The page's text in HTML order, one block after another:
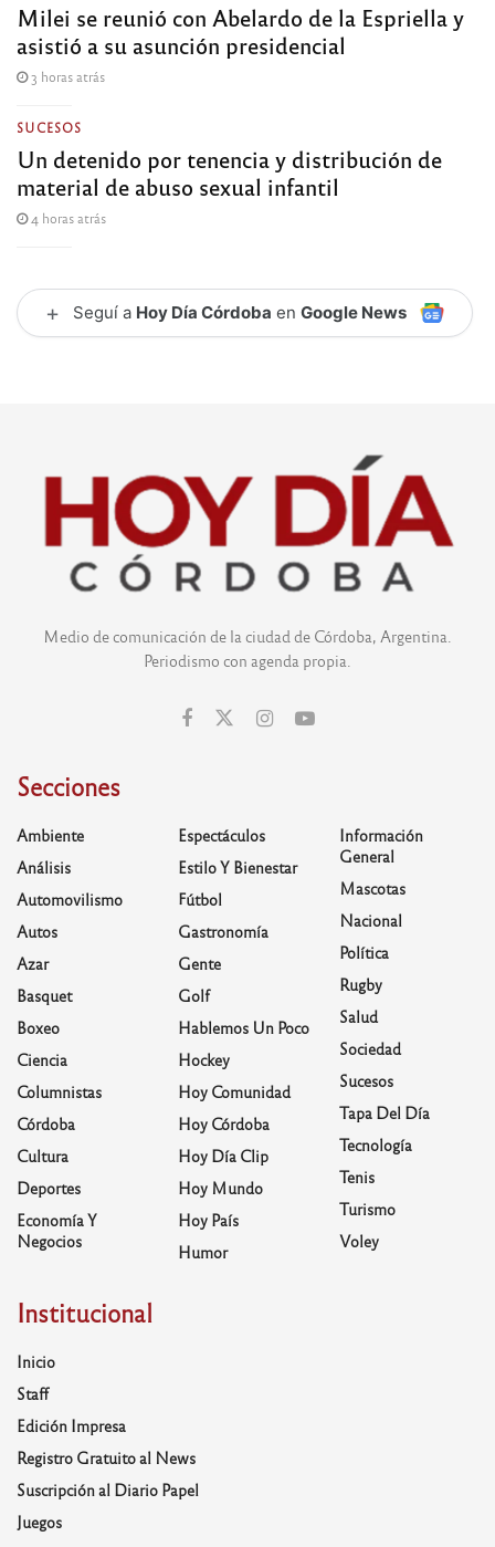
Milei se reunió con Abelardo de la Espriella y
asistió a su asunción presidencial
3 horas atrás
SUCESOS
Un detenido por tenencia y distribución de
material de abuso sexual infantil
4 horas atrás
+ Seguí a Hoy Día Córdoba en Google News
Medio de comunicación de la ciudad de Córdoba, Argentina.
Periodismo con agenda propia.
Secciones
Ambiente
Análisis
Automovilismo
Autos
Azar
Basquet
Boxeo
Ciencia
Columnistas
Córdoba
Cultura
Deportes
Economía Y
Negocios
Espectáculos
Estilo Y Bienestar
Fútbol
Gastronomía
Gente
Golf
Hablemos Un Poco
Hockey
Hoy Comunidad
Hoy Córdoba
Hoy Día Clip
Hoy Mundo
Hoy País
Humor
Información
General
Mascotas
Nacional
Política
Rugby
Salud
Sociedad
Sucesos
Tapa Del Día
Tecnología
Tenis
Turismo
Voley
Institucional
Inicio
Staff
Edición Impresa
Registro Gratuito al News
Suscripción al Diario Papel
Juegos